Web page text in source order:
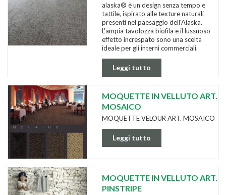
alaska® è un design senza tempo e
tattile, ispirato alle texture naturali
presenti nel paesaggio dell'Alaska.
L'ampia tavolozza biofila e il lussuoso
effetto increspato sono una scelta
ideale per gli interni commerciali.
Leggi tutto
MOQUETTE IN VELLUTO ART.
MOSAICO
MOQUETTE VELOUR ART. MOSAICO
Leggi tutto
MOQUETTE IN VELLUTO ART.
PINSTRIPE